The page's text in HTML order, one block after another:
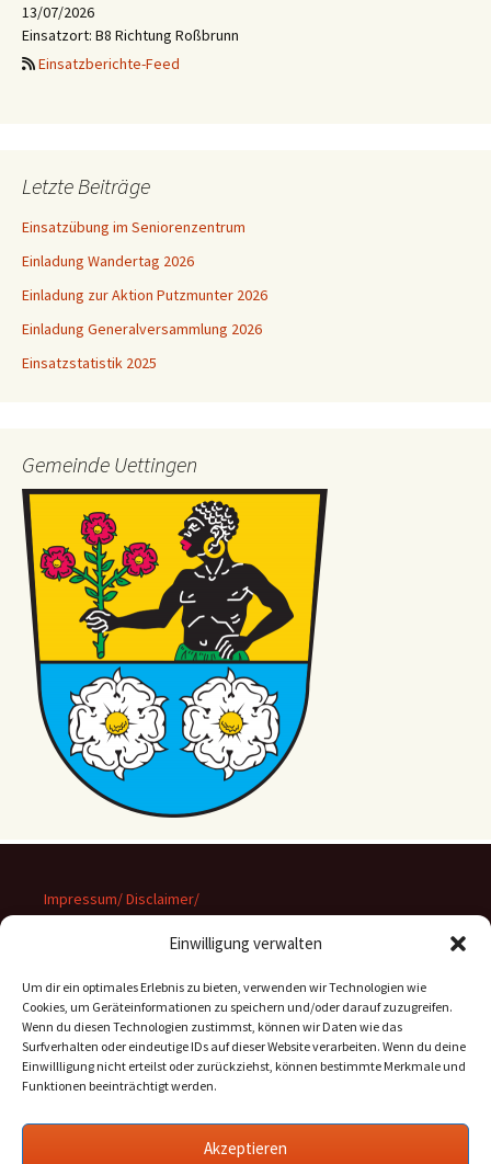
Einwilligung verwalten
Um dir ein optimales Erlebnis zu bieten, verwenden wir Technologien wie
Cookies, um Geräteinformationen zu speichern und/oder darauf zuzugreifen.
Wenn du diesen Technologien zustimmst, können wir Daten wie das
Surfverhalten oder eindeutige IDs auf dieser Website verarbeiten. Wenn du deine
Einwillligung nicht erteilst oder zurückziehst, können bestimmte Merkmale und
Funktionen beeinträchtigt werden.
Akzeptieren
13/07/2026
Einsatzort: B8 Richtung Roßbrunn
Einsatzberichte-Feed
Letzte Beiträge
Einsatzübung im Seniorenzentrum
Einladung Wandertag 2026
Einladung zur Aktion Putzmunter 2026
Einladung Generalversammlung 2026
Einsatzstatistik 2025
Gemeinde Uettingen
Impressum/ Disclaimer/
Datenschutz
Suchen
nach: